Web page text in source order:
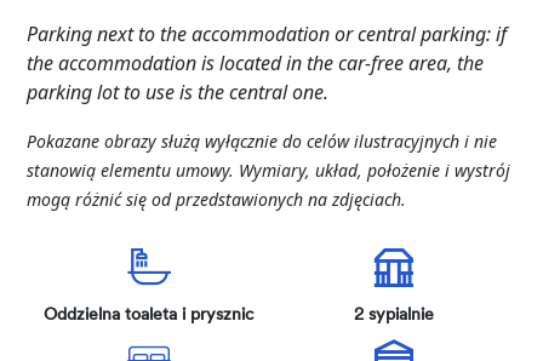
Parking next to the accommodation or central parking: if
the accommodation is located in the car-free area, the
parking lot to use is the central one.
Pokazane obrazy służą wyłącznie do celów ilustracyjnych i nie
stanowią elementu umowy. Wymiary, układ, położenie i wystrój
mogą różnić się od przedstawionych na zdjęciach.
Oddzielna toaleta i prysznic 2 sypialnie